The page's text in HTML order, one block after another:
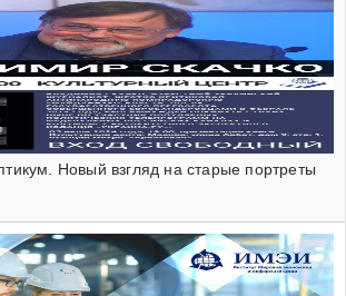
Новый взгляд на старые портреты